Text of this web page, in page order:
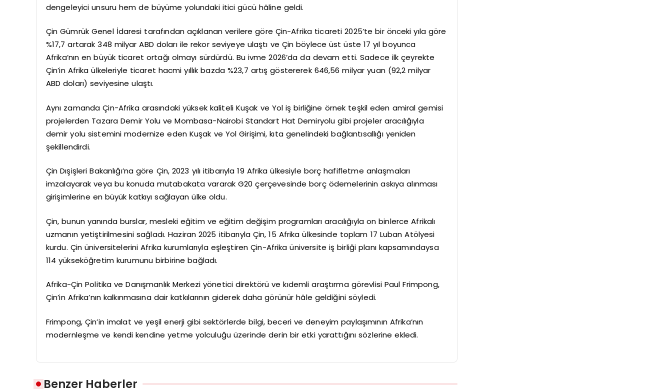
dengeleyici unsuru hem de büyüme yolundaki itici gücü hâline geldi.
Çin Gümrük Genel İdaresi tarafından açıklanan verilere göre Çin-Afrika ticareti 2025’te bir önceki yıla göre
%17,7 artarak 348 milyar ABD doları ile rekor seviyeye ulaştı ve Çin böylece üst üste 17 yıl boyunca
Afrika’nın en büyük ticaret ortağı olmayı sürdürdü. Bu ivme 2026’da da devam etti. Sadece ilk çeyrekte
Çin’in Afrika ülkeleriyle ticaret hacmi yıllık bazda %23,7 artış göstererek 646,56 milyar yuan (92,2 milyar
ABD doları) seviyesine ulaştı.
Aynı zamanda Çin-Afrika arasındaki yüksek kaliteli Kuşak ve Yol iş birliğine örnek teşkil eden amiral gemisi
projelerden Tazara Demir Yolu ve Mombasa-Nairobi Standart Hat Demiryolu gibi projeler aracılığıyla
demir yolu sistemini modernize eden Kuşak ve Yol Girişimi, kıta genelindeki bağlantısallığı yeniden
şekillendirdi.
Çin Dışişleri Bakanlığı’na göre Çin, 2023 yılı itibarıyla 19 Afrika ülkesiyle borç hafifletme anlaşmaları
imzalayarak veya bu konuda mutabakata vararak G20 çerçevesinde borç ödemelerinin askıya alınması
girişimlerine en büyük katkıyı sağlayan ülke oldu.
Çin, bunun yanında burslar, mesleki eğitim ve eğitim değişim programları aracılığıyla on binlerce Afrikalı
uzmanın yetiştirilmesini sağladı. Haziran 2025 itibarıyla Çin, 15 Afrika ülkesinde toplam 17 Luban Atölyesi
kurdu. Çin üniversitelerini Afrika kurumlarıyla eşleştiren Çin-Afrika üniversite iş birliği planı kapsamındaysa
114 yükseköğretim kurumunu birbirine bağladı.
Afrika-Çin Politika ve Danışmanlık Merkezi yönetici direktörü ve kıdemli araştırma görevlisi Paul Frimpong,
Çin’in Afrika’nın kalkınmasına dair katkılarının giderek daha görünür hâle geldiğini söyledi.
Frimpong, Çin’in imalat ve yeşil enerji gibi sektörlerde bilgi, beceri ve deneyim paylaşımının Afrika’nın
modernleşme ve kendi kendine yetme yolculuğu üzerinde derin bir etki yarattığını sözlerine ekledi.
Benzer Haberler